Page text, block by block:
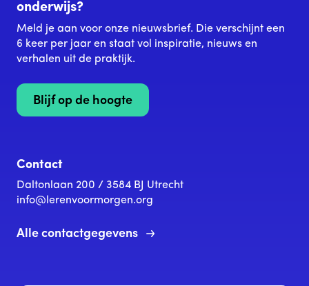
onderwijs?
Meld je aan voor onze nieuwsbrief. Die verschijnt een
6 keer per jaar en staat vol inspiratie, nieuws en
verhalen uit de praktijk.
Blijf op de hoogte
Contact
Daltonlaan 200 / 3584 BJ Utrecht
info@lerenvoormorgen.org
Alle contactgegevens